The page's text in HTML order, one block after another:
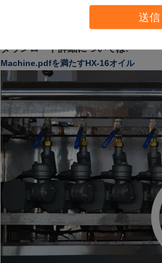
送信
automaic潤滑油の満ちる装置
液体オイルの充填機の洗濯の
ダウンロード詳細については:
Machine.pdfを満たすHX-16オイル